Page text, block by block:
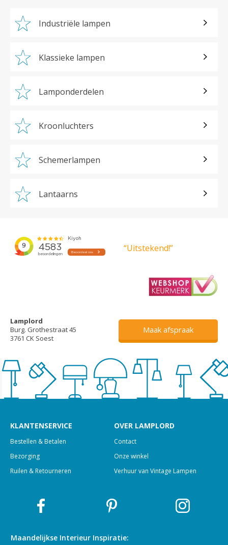
Industriële lampen
Klassieke lampen
Lamponderdelen
Kroonluchters
Schemerlampen
Lantaarns
“Uitstekend!”
Lamplord
Burg. Grothestraat 45
3761 CK Soest
Maak afspraak
KLANTENSERVICE
Bestellen & Betalen
Bezorging
Ruilen & Retourneren
OVER LAMPLORD
Contact
Onze winkel
Verhuur van Vintage Lampen
Maandelijkse Interieur Inspiratie: